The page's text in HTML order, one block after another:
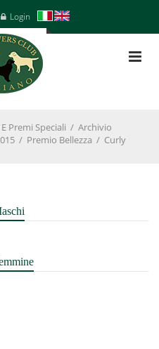
Login
Premi Speciali / Archivio
/ Premio Bellezza / Curly